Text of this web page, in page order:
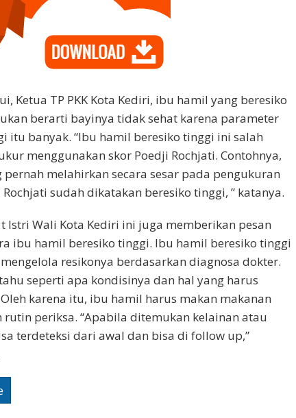
Ketua TP PKK Kota Kediri, ibu hamil yang beresiko
berarti bayinya tidak sehat karena parameter
itu banyak. “Ibu hamil beresiko tinggi ini salah
menggunakan skor Poedji Rochjati. Contohnya,
pernah melahirkan secara sesar pada pengukuran
sudah dikatakan beresiko tinggi, ” katanya.
Istri Wali Kota Kediri ini juga memberikan pesan
ibu hamil beresiko tinggi. Ibu hamil beresiko tinggi
resikonya berdasarkan diagnosa dokter.
seperti apa kondisinya dan hal yang harus
karena itu, ibu hamil harus makan makanan
rutin periksa. “Apabila ditemukan kelainan atau
terdeteksi dari awal dan bisa di follow up,”